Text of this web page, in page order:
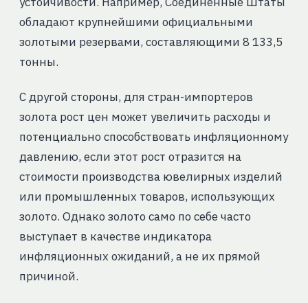
обладают крупнейшими официальными
золотыми резервами, составляющими 8 133,5
тонны.
С другой стороны, для стран-импортеров
золота рост цен может увеличить расходы и
потенциально способствовать инфляционному
давлению, если этот рост отразится на
стоимости производства ювелирных изделий
или промышленных товаров, использующих
золото. Однако золото само по себе часто
выступает в качестве индикатора
инфляционных ожиданий, а не их прямой
причиной.